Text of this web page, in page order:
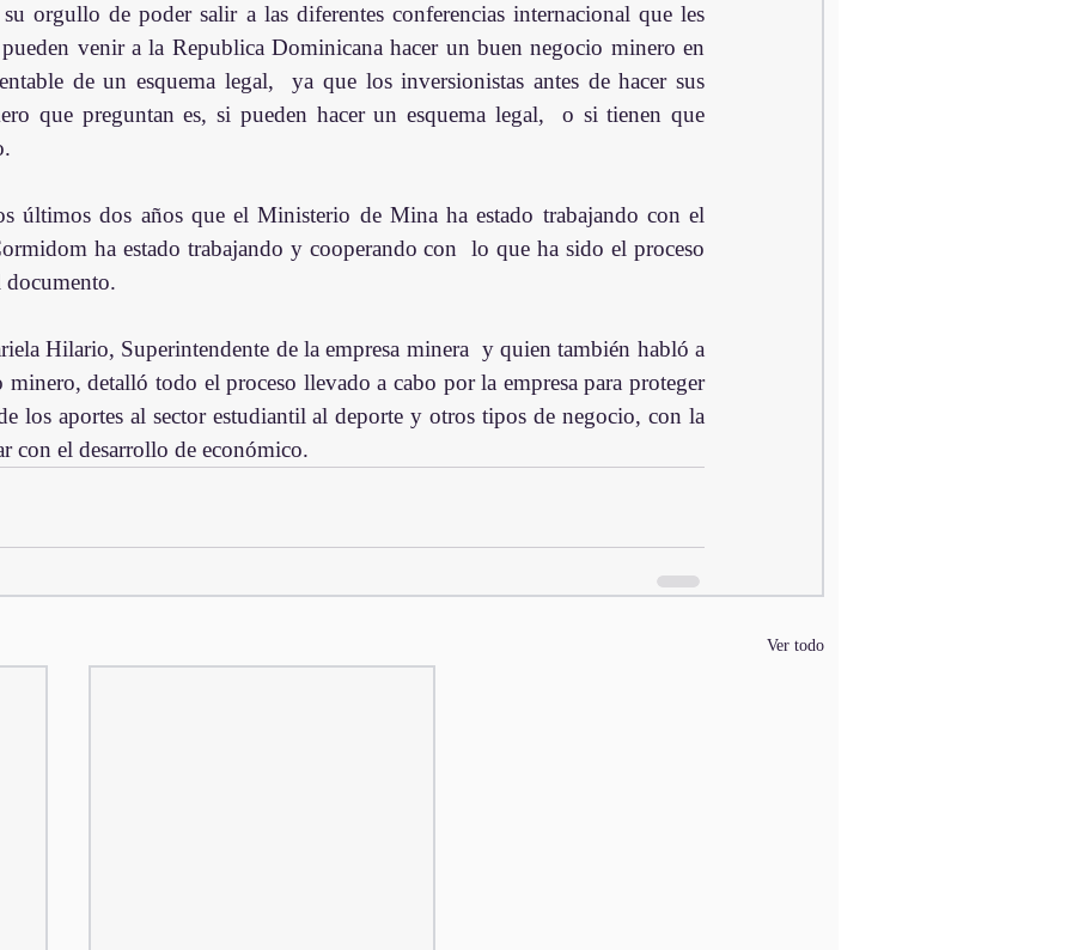
orgullo de poder salir a las diferentes conferencias internacional que les
venir a la Republica Dominicana hacer un buen negocio minero en
de un esquema legal,  ya que los inversionistas antes de hacer sus
que preguntan es, si pueden hacer un esquema legal,  o si tienen que
últimos dos años que el Ministerio de Mina ha estado trabajando con el
ha estado trabajando y cooperando con  lo que ha sido el proceso
documento.
detalló todo el proceso llevado a cabo por la empresa para proteger
los aportes al sector estudiantil al deporte y otros tipos de negocio, con la
con el desarrollo de económico.
Ver todo